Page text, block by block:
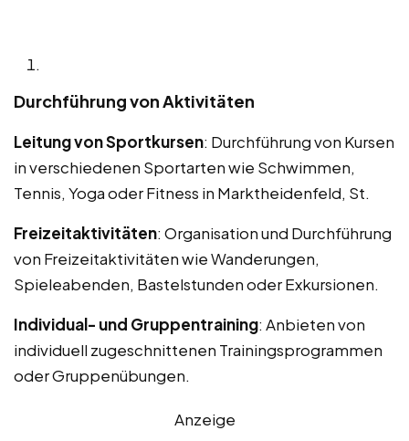
Durchführung von Aktivitäten
Leitung von Sportkursen: Durchführung von Kursen
in verschiedenen Sportarten wie Schwimmen,
Tennis, Yoga oder Fitness in Marktheidenfeld, St.
Freizeitaktivitäten: Organisation und Durchführung
von Freizeitaktivitäten wie Wanderungen,
Spieleabenden, Bastelstunden oder Exkursionen.
Individual- und Gruppentraining: Anbieten von
individuell zugeschnittenen Trainingsprogrammen
oder Gruppenübungen.
Anzeige